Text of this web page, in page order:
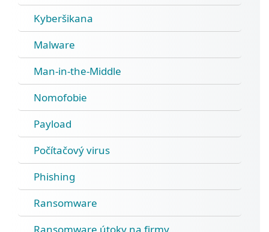
Kyberšikana
Malware
Man-in-the-Middle
Nomofobie
Payload
Počítačový virus
Phishing
Ransomware
Ransomware útoky na firmy